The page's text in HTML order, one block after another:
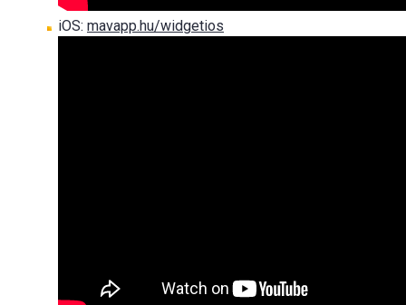
iOS: mavapp.hu/widgetios